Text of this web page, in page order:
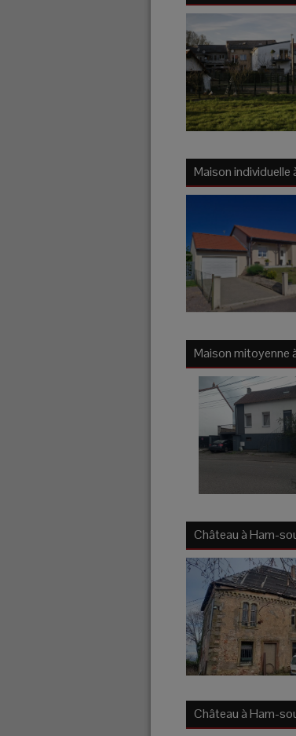
Maison individuelle
Maison mitoyenne
Château àHam-
Château àHam-